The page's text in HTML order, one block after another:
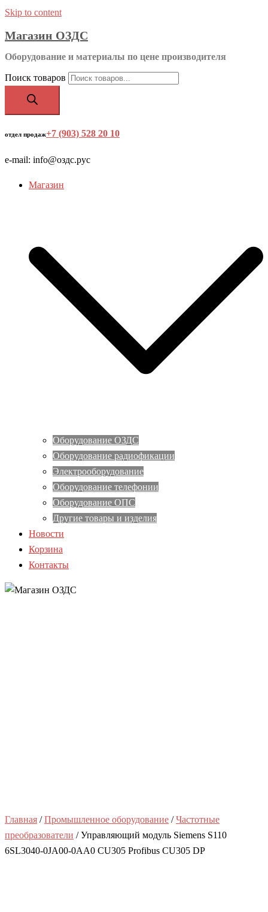
Skip to content
Магазин ОЗДС
Оборудование и материалы по цене производителя
Поиск товаров
отдел продаж+7 (903) 528 20 10
e-mail: info@оздс.рус
Магазин
Оборудование ОЗДС
Оборудование радиофикации
Электрооборудование
Оборудование телефонии
Оборудование ОПС
Другие товары и изделия
Новости
Корзина
Контакты
Главная /Промышленное оборудование /Частотные
преобразователи / Управляющий модуль Siemens S110
6SL3040-0JA00-0AA0 CU305 Profibus CU305 DP